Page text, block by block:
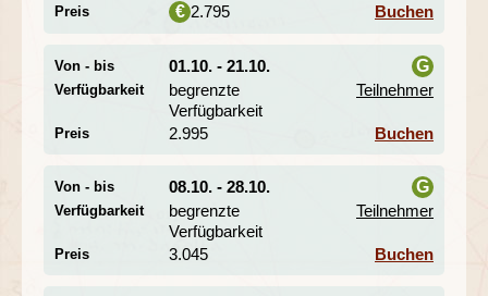
Meisterhafte Holzschnitzkunst in
Tag 5 Antsirabe – Ambositra
Tag 6 Ambositra
Weiter geht es mit unserem komfortablen Djoser-Bus
nachAmbositra
. Bereits die Fahrt dorthin ist ein
Höhepunkt auf unserer Etappe im Hochland
Madagaskars. Entlang spektakulärer Granitformationen
Preis € 2.795 Buchen
Von - bis 01.10. - 21.10. G
i
Verfügbarkeit
begrenzte
Verfügbarkeit
Teilnehmer
Preis 2.995 Buchen
Von - bis 08.10. - 28.10. G
i
Verfügbarkeit
begrenzte
Verfügbarkeit
Teilnehmer
Preis 3.045 Buchen